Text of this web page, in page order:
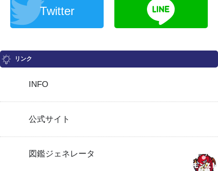
Twitter
リンク
INFO
公式サイト
図鑑ジェネレータ